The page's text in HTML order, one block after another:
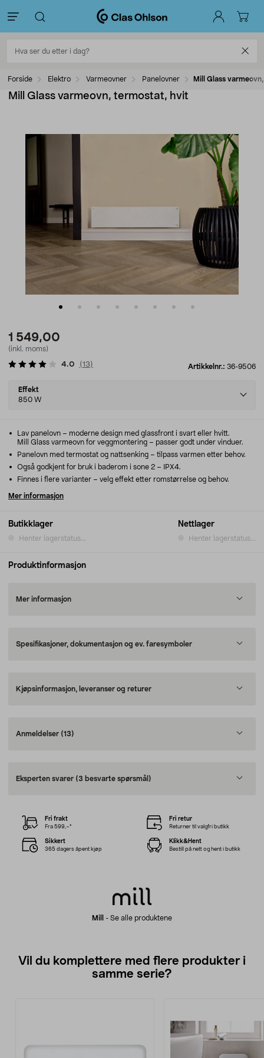
Forside Elektro Varmeovner Panelovner Mill Glass
Mill Glass varmeovn, termostat, hvit
1 549,00
(inkl. moms)
Artikkelnr.: 36-9506
4.0 (13)
Select
variant
Effekt
850 W
Butikklager
Henter lagerstatus...
Nettlager
Henter lagerstatus...
Lav panelovn – moderne design med glassfront i svart eller hvitt.
Mill Glass varmeovn for veggmontering – passer godt under vinduer.
Panelovn med termostat og nattsenking – tilpass varmen etter behov.
Også godkjent for bruk i baderom i sone 2 – IPX4.
Finnes i flere varianter – velg effekt etter romstørrelse og behov.
Mer informasjon
Produktinformasjon
Mer informasjon
Spesifikasjoner, dokumentasjon og ev. faresymboler
Kjøpsinformasjon, leveranser og returer
Anmeldelser (13)
Eksperten svarer (3 besvarte spørsmål)
Mill - Se alle produktene
Fri frakt
Fra 599,–*
Fri retur
Returner til valgfri butikk
Sikkert
365 dagers åpent kjøp
Klikk&Hent
Bestill på nett og hent i butikk
Vil du komplettere med flere produkter i
samme serie?